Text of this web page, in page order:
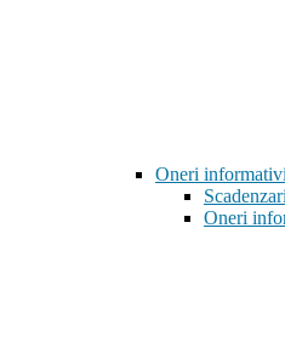
Oneri
Oneri